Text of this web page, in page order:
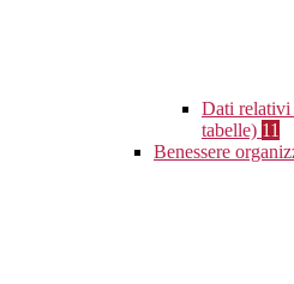
Dati relativi
tabelle) 11
Benessere